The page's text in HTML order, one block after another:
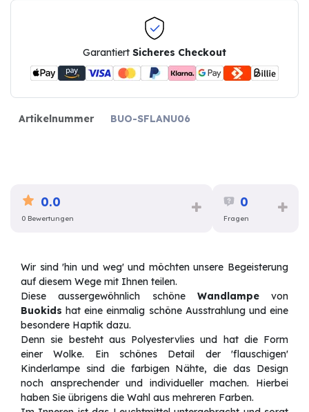
Garantiert Sicheres Checkout
Artikelnummer BUO-SFLANU06
0.0
0 Bewertungen
0
Fragen
Wir sind 'hin und weg' und möchten unsere Begeisterung
auf diesem Wege mit Ihnen teilen.
Diese aussergewöhnlich schöne Wandlampevon
Buokids hat eine einmalig schöne Ausstrahlung und eine
besondere Haptik dazu.
Denn sie besteht aus Polyestervlies und hat die Form
einer Wolke. Ein schönes Detail der 'flauschigen'
Kinderlampe sind die farbigen Nähte, die das Design
noch ansprechender und individueller machen. Hierbei
haben Sie übrigens die Wahl aus mehreren Farben.